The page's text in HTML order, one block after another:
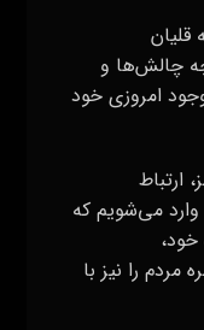
قلیان
چه چالش‌ها و
امروزی خود
ارتباط
می‌شویم که
مردم را نیز با